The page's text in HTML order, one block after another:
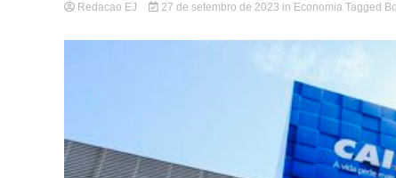
Redacao EJ 27 de setembro de 2023 in Economia Tagged